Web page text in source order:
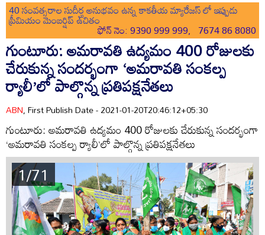
40 సంవత్సరాల సుదీర్ఘ అనుభవం ఉన్న కాకతీయ మ్యారేజస్ లో ఇప్పుడు
ప్రీమియం మెంబర్షిప్ ఉచితం
ఫోన్ నెం: 9390 999 999, 7674 86 8080
గుంటూరు: అమరావతి ఉద్యమం 400 రోజులకు
చేరుకున్న సందర్భంగా ‘అమరావతి సంకల్ప
ర్యాలీ’లో పాల్గొన్న ప్రతిపక్షనేతలు
ABN, First Publish Date - 2021-01-20T20:46:12+05:30
గుంటూరు: అమరావతి ఉద్యమం 400 రోజులకు చేరుకున్న సందర్భంగా
‘అమరావతి సంకల్ప ర్యాలీ’లో పాల్గొన్న ప్రతిపక్షనేతలు
1/71